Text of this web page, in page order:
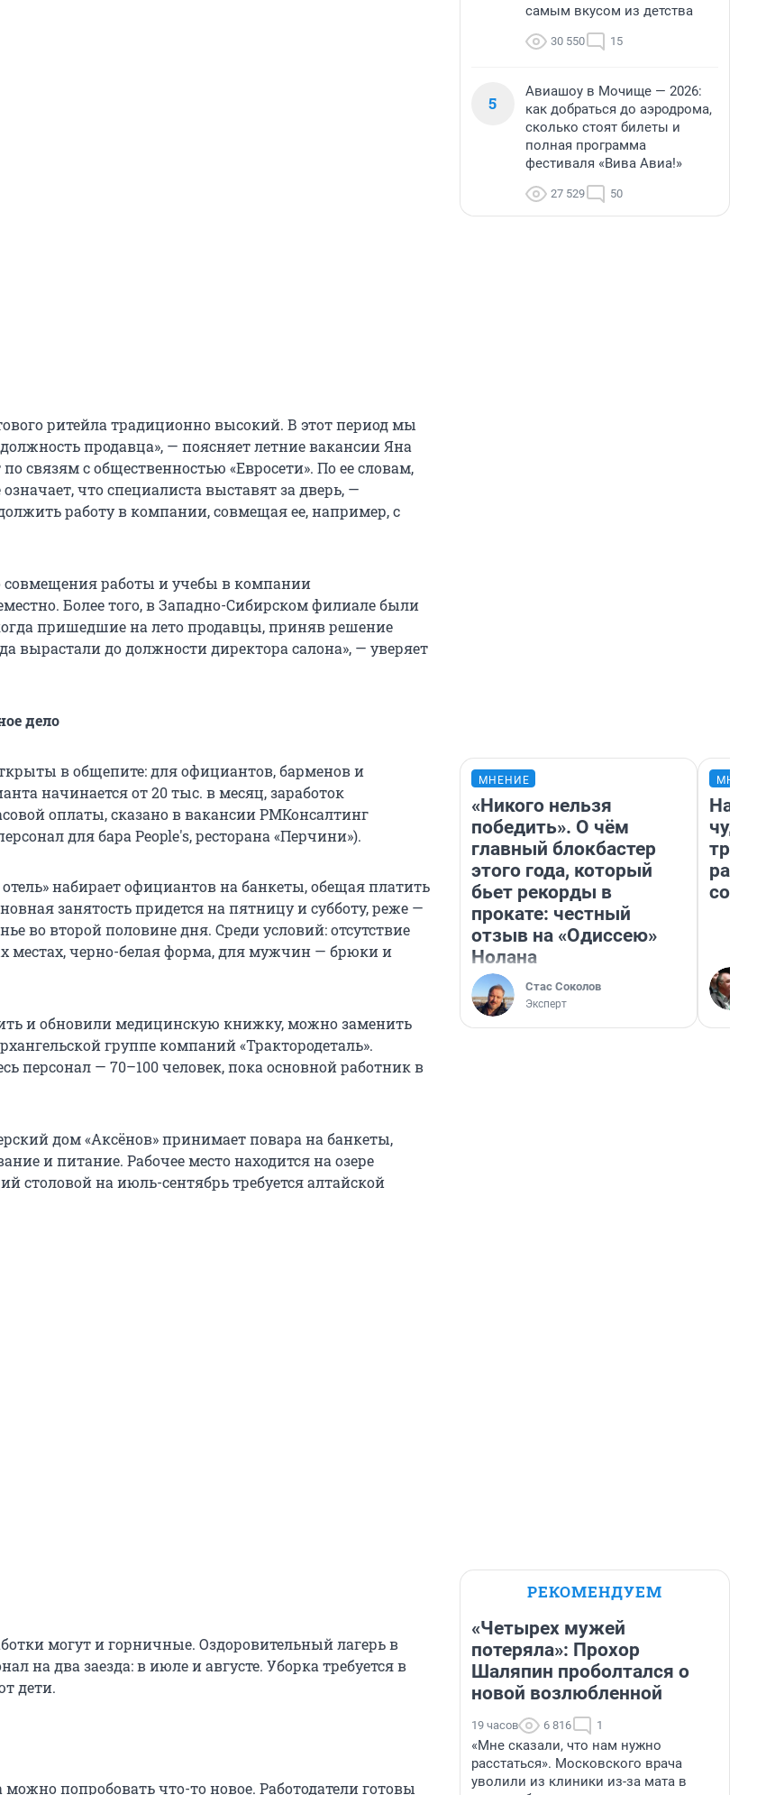
ритейла традиционно высокий. В этот период мы
продавца», — поясняет летние вакансии Яна
связям с общественностью «Евросети». По ее словам,
что специалиста выставят за дверь, —
работу в компании, совмещая ее, например, с
совмещения работы и учебы в компании
Более того, в Западно-Сибирском филиале были
пришедшие на лето продавцы, приняв решение
вырастали до должности директора салона», — уверяет
дело
в общепите: для официантов, барменов и
начинается от 20 тыс. в месяц, заработок
оплаты, сказано в вакансии РМКонсалтинг
для бара People's, ресторана «Перчини»).
набирает официантов на банкеты, обещая платить
занятость придется на пятницу и субботу, реже —
во второй половине дня. Среди условий: отсутствие
местах, черно-белая форма, для мужчин — брюки и
и обновили медицинскую книжку, можно заменить
группе компаний «Трактородеталь».
персонал — 70–100 человек, пока основной работник в
дом «Аксёнов» принимает повара на банкеты,
и питание. Рабочее место находится на озере
столовой на июль-сентябрь требуется алтайской
могут и горничные. Оздоровительный лагерь в
на два заезда: в июле и августе. Уборка требуется в
дети.
можно попробовать что-то новое. Работодатели готовы
самым вкусом из детства
30 550 15
5
Авиашоу в Мочище — 2026:
как добраться до аэродрома,
сколько стоят билеты и
полная программа
фестиваля «Вива Авиа!»
27 529 50
МНЕНИЕ
«Никого нельзя
победить». О чём
главный блокбастер
этого года, который
бьет рекорды в
прокате: честный
отзыв на «Одиссею»
Нолана
Стас Соколов
Эксперт
РЕКОМЕНДУЕМ
«Четырех мужей
потеряла»: Прохор
Шаляпин проболтался о
новой возлюбленной
19 часов 6 816 1
«Мне сказали, что нам нужно
расстаться». Московского врача
уволили из клиники из-за мата в